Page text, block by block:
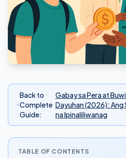
Back to
Complete
Guide:
Gabay sa Pera at
Dayuhan (2026): Ang
na Ipinaliliwanag
TABLE OF CONTENTS